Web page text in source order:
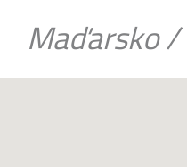
Maďarsko/